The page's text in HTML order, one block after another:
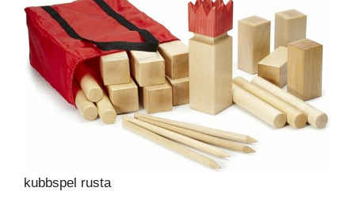
kubbspel rusta